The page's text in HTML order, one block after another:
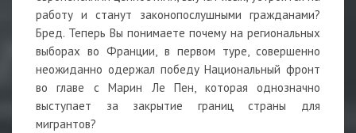
работу и станут законопослушными гражданами?
Бред. Теперь Вы понимаете почему на региональных
выборах во Франции, в первом туре, совершенно
неожиданно одержал победу Национальный фронт
во главе с Марин Ле Пен, которая однозначно
выступает за закрытие границ страны для
мигрантов?